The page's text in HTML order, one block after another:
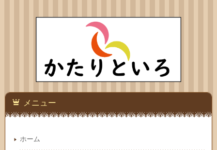
メニュー
ホーム